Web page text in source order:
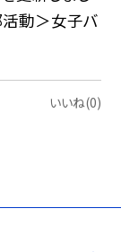
活動＞女子バ
いいね(0)